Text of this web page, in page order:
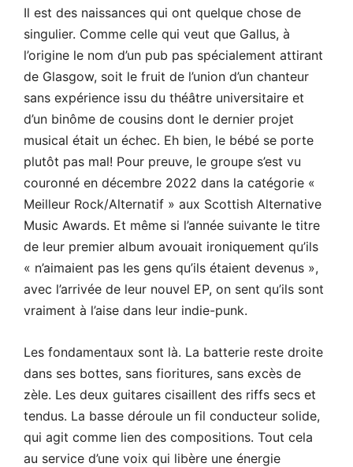
Il est des naissances qui ont quelque chose de
singulier. Comme celle qui veut que Gallus, à
l’origine le nom d’un pub pas spécialement attirant
de Glasgow, soit le fruit de l’union d’un chanteur
sans expérience issu du théâtre universitaire et
d’un binôme de cousins dont le dernier projet
musical était un échec. Eh bien, le bébé se porte
plutôt pas mal! Pour preuve, le groupe s’est vu
couronné en décembre 2022 dans la catégorie «
Meilleur Rock/Alternatif » aux Scottish Alternative
Music Awards. Et même si l’année suivante le titre
de leur premier album avouait ironiquement qu’ils
« n’aimaient pas les gens qu’ils étaient devenus »,
avec l’arrivée de leur nouvel EP, on sent qu’ils sont
vraiment à l’aise dans leur indie-punk.
Les fondamentaux sont là. La batterie reste droite
dans ses bottes, sans fioritures, sans excès de
zèle. Les deux guitares cisaillent des riffs secs et
tendus. La basse déroule un fil conducteur solide,
qui agit comme lien des compositions. Tout cela
au service d’une voix qui libère une énergie